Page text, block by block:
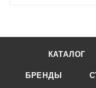
КАТАЛОГ
БРЕНДЫ